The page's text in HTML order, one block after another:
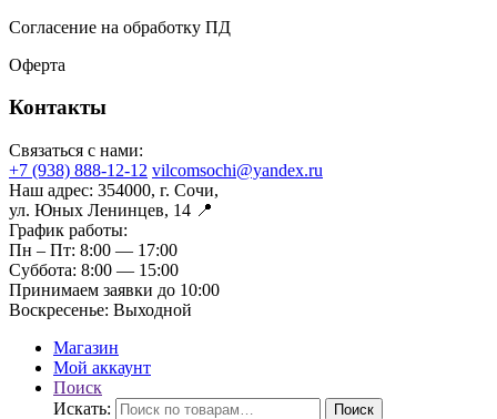
Согласение на обработку ПД
Оферта
Контакты
Связаться с нами:
+7 (938) 888-12-12 vilcomsochi@yandex.ru
Наш адрес: 354000, г. Сочи,
ул. Юных Ленинцев, 14 📍
График работы:
Пн – Пт: 8:00 — 17:00
Суббота: 8:00 — 15:00
Принимаем заявки до 10:00
Воскресенье: Выходной
Магазин
Мой аккаунт
Поиск
Искать:
Поиск